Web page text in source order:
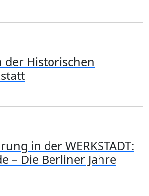
der Historischen
in der WERKSTADT:
– Die Berliner Jahre